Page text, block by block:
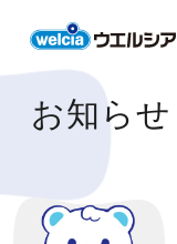
お知らせ